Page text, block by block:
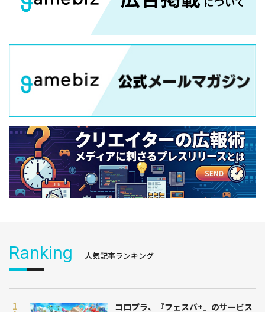
Ranking 人気記事ランキング
コロプラ、『フェスバ+』のサービス